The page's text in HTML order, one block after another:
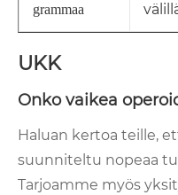
grammaa
UKK
Onko vaikea
Haluan kertoa teille,
suunniteltu nopeaa
Tarjoamme myös